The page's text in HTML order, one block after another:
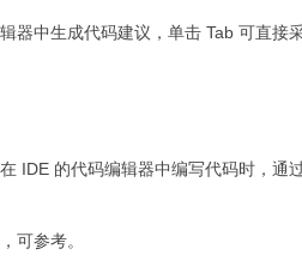
中生成代码建议，单击 Tab 可直接采
IDE 的代码编辑器中编写代码时，
可参考。